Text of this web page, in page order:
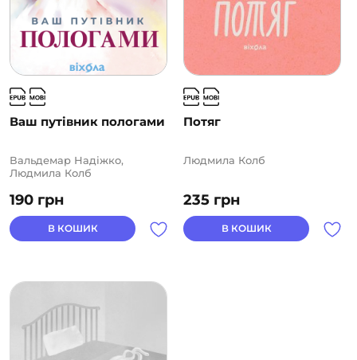
Ваш путівник пологами
190 грн
Вальдемар Надіжко,
Людмила Колб
В КОШИК
Потяг
235 грн
Людмила Колб
В КОШИК